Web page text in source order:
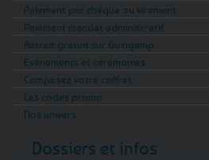
Paiement par chèque ou virement
Paiement mandat administratif
Retrait gratuit sur Guingamp
Evénements et cérémonies
Composez votre coffret
Les codes promo
Nos univers
Dossiers et infos